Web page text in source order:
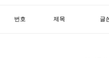
번호 제목 글